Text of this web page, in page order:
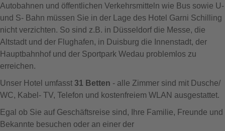
Autobahnen und öffentlichen Verkehrsmitteln wie Bus sowie U-
und S- Bahn müssen Sie in der Lage des Hotel Garni Schilling
nicht verzichten. So sind z.B. in Düsseldorf die Messe, die
Altstadt und der Flughafen, in Duisburg die Innenstadt, der
Hauptbahnhof und der Sportpark Wedau problemlos zu
erreichen.
Unser Hotel umfasst 31 Betten - alle Zimmer sind mit Dusche/
WC, Kabel- TV, Telefon und kostenfreiem WLAN ausgestattet.
Egal ob Sie auf Geschäftsreise sind, Ihre Familie, Freunde und
Bekannte besuchen oder an einer der